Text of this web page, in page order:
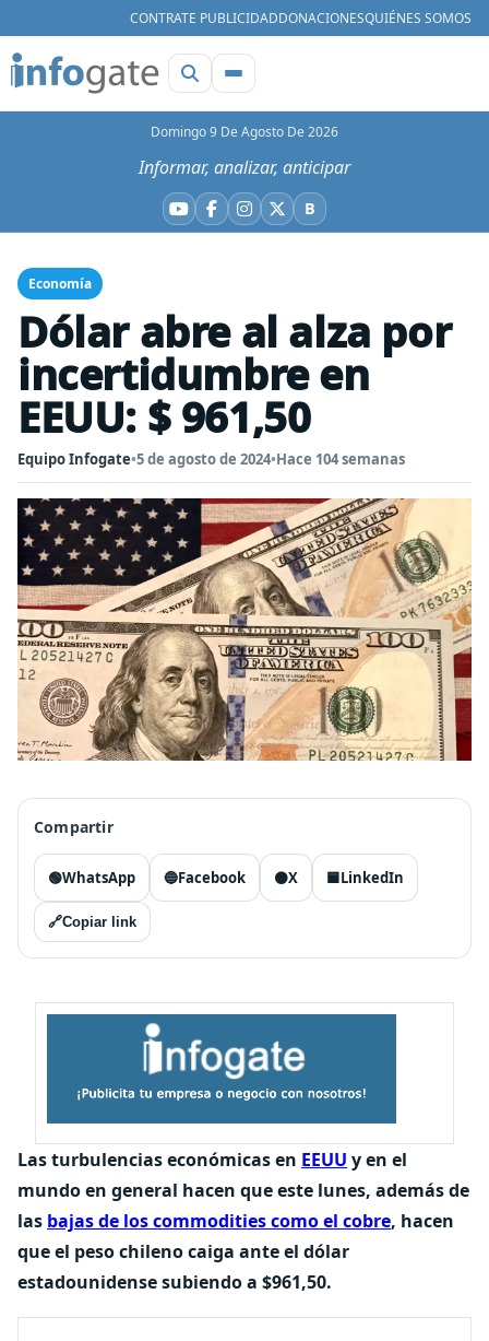
CONTRATE PUBLICIDADDONACIONESQUIÉNES SOMOS
Domingo 9 De Agosto De 2026
Informar, analizar, anticipar
YouTube
Facebook
Instagram
X BBluesky
Economía
Dólar abre al alza por
incertidumbre en
EEUU: $ 961,50
Equipo Infogate•5 de agosto de 2024•Hace 104 semanas
Compartir
🟢WhatsApp 🔵Facebook ⚫X 🟦LinkedIn
🔗Copiar link
Las turbulencias económicas en EEUU y en el
mundo en general hacen que este lunes, además de
las bajas de los commodities como el cobre, hacen
que el peso chileno caiga ante el dólar
estadounidense subiendo a $961,50.